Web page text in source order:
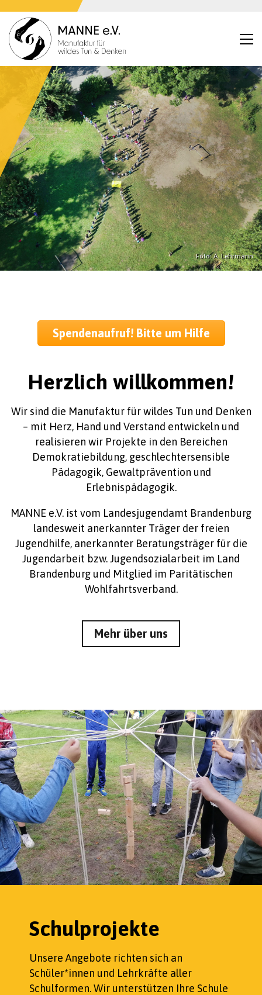
Foto: A. Lehrmann
Spendenaufruf! Bitte um Hilfe
Herzlich willkommen!
Wir sind die Manufaktur für wildes Tun und Denken
– mit Herz, Hand und Verstand entwickeln und
realisieren wir Projekte in den Bereichen
Demokratiebildung, geschlechtersensible
Pädagogik, Gewaltprävention und
Erlebnispädagogik.
MANNE e.V. ist vom Landesjugendamt Brandenburg
landesweit anerkannter Träger der freien
Jugendhilfe, anerkannter Beratungsträger für die
Jugendarbeit bzw. Jugendsozialarbeit im Land
Brandenburg und Mitglied im Paritätischen
Wohlfahrtsverband.
Mehr über uns
Schulprojekte
Unsere Angebote richten sich an
Schüler*innen und Lehrkräfte aller
Schulformen. Wir unterstützen Ihre Schule